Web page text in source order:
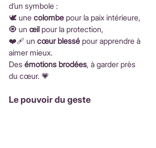
d’un symbole :
🕊️ une colombe pour la paix intérieure,
🧿 un œil pour la protection,
❤️‍🩹 un cœur blessé pour apprendre à
aimer mieux.
Des émotions brodées, à garder près
du cœur. 💗
Le pouvoir du geste